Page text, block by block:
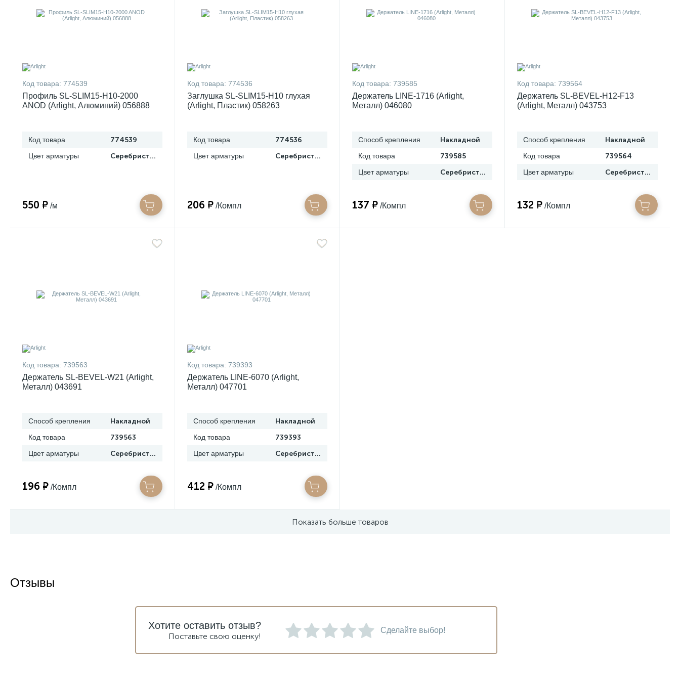
Код товара: 774539
Профиль SL-SLIM15-H10-2000
ANOD (Arlight, Алюминий) 056888
Код товара 774539
Цвет арматуры Серебристый
550 ₽ /м
Код товара: 774536
Заглушка SL-SLIM15-H10 глухая
(Arlight, Пластик) 058263
Код товара 774536
Цвет арматуры Серебристый
206 ₽ /Компл
Код товара: 739585
Держатель LINE-1716 (Arlight,
Металл) 046080
Способ крепления Накладной
Код товара 739585
Цвет арматуры Серебристый
137 ₽ /Компл
Код товара: 739564
Держатель SL-BEVEL-H12-F13
(Arlight, Металл) 043753
Способ крепления Накладной
Код товара 739564
Цвет арматуры Серебристый
132 ₽ /Компл
Код товара: 739563
Держатель SL-BEVEL-W21 (Arlight,
Металл) 043691
Способ крепления Накладной
Код товара 739563
Цвет арматуры Серебристый
196 ₽ /Компл
Код товара: 739393
Держатель LINE-6070 (Arlight,
Металл) 047701
Способ крепления Накладной
Код товара 739393
Цвет арматуры Серебристый
412 ₽ /Компл
Показать больше товаров
Отзывы
Хотите оставить отзыв?
Поставьте свою оценку!
Сделайте выбор!